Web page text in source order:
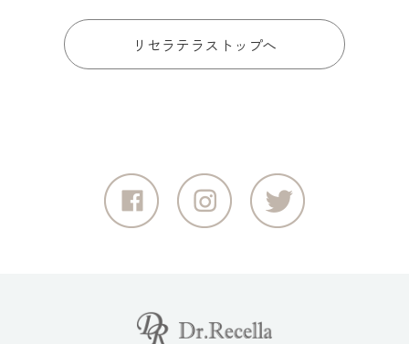
リセラテラストップへ